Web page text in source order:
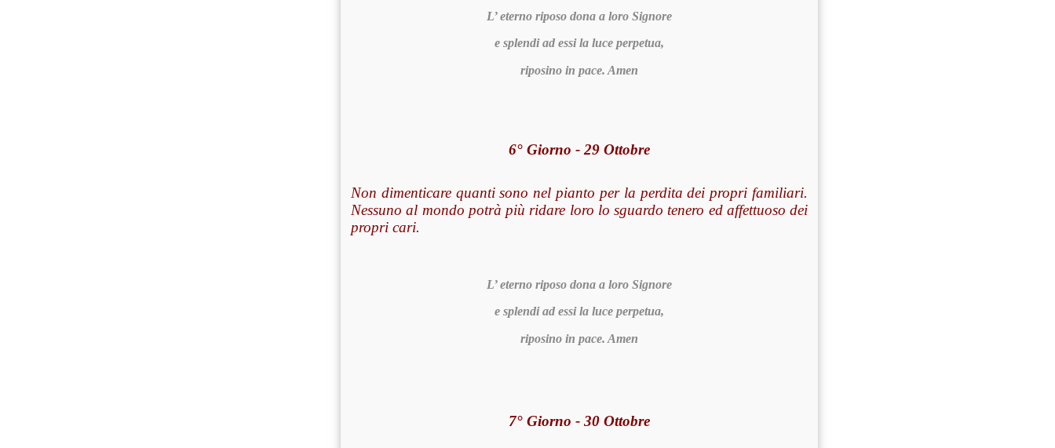
L’ eterno riposo dona a loro Signore
e splendi ad essi la luce perpetua,
riposino in pace. Amen
6° Giorno - 29 Ottobre
Non dimenticare quanti sono nel pianto per la perdita dei propri familiari.
Nessuno al mondo potrà più ridare loro lo sguardo tenero ed affettuoso dei
propri cari.
L’ eterno riposo dona a loro Signore
e splendi ad essi la luce perpetua,
riposino in pace. Amen
7° Giorno - 30 Ottobre